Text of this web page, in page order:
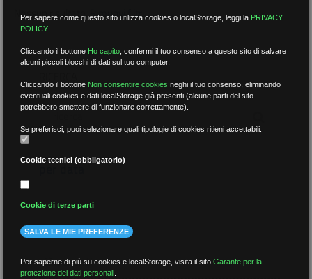
Nessun risultato.Rimuovi filtri
per data
più recenti
Per sapere come questo sito utilizza cookies o localStorage, leggi la PRIVACY
POLICY.
Cliccando il bottone Ho capito ,confermi il tuo consenso a questo sito di salvare
alcuni piccoli blocchi di dati sul tuo computer.
Cliccando il bottone Non consentire cookies neghi il tuo consenso, eliminando
eventuali cookies e dati localStorage già presenti (alcune parti del sito
potrebbero smettere di funzionare correttamente).
Se preferisci, puoi selezionare quali tipologie di cookies ritieni accettabili:
Cookie tecnici (obbligatorio)
Cookie di terze parti
SALVA LE MIE PREFERENZE
Per saperne di più su cookies e localStorage, visita il sitoGarante per la
protezione dei dati personali